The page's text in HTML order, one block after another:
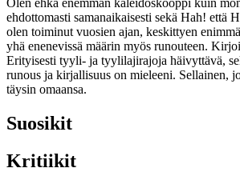
ehdottomasti samanaikaisesti sekä Hah! että
olen toiminut vuosien ajan, keskittyen
yhä enenevissä määrin myös runouteen.
Erityisesti tyyli- ja tyylilajirajoja häivyttävä,
runous ja kirjallisuus on mieleeni. Sellainen,
täysin omaansa.
Suosikit
Kritiikit